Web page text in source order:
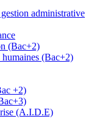
administrative
(Bac+2)
humaines (Bac+2)
+2)
(A.I.D.E)